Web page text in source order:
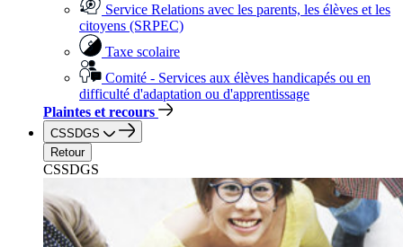
Service Relations avec les parents, les élèves et les
citoyens (SRPEC)
Taxe scolaire
Comité - Services aux élèves handicapés ou en
difficulté d'adaptation ou d'apprentissage
Plaintes et recours
CSSDGS
Retour
CSSDGS